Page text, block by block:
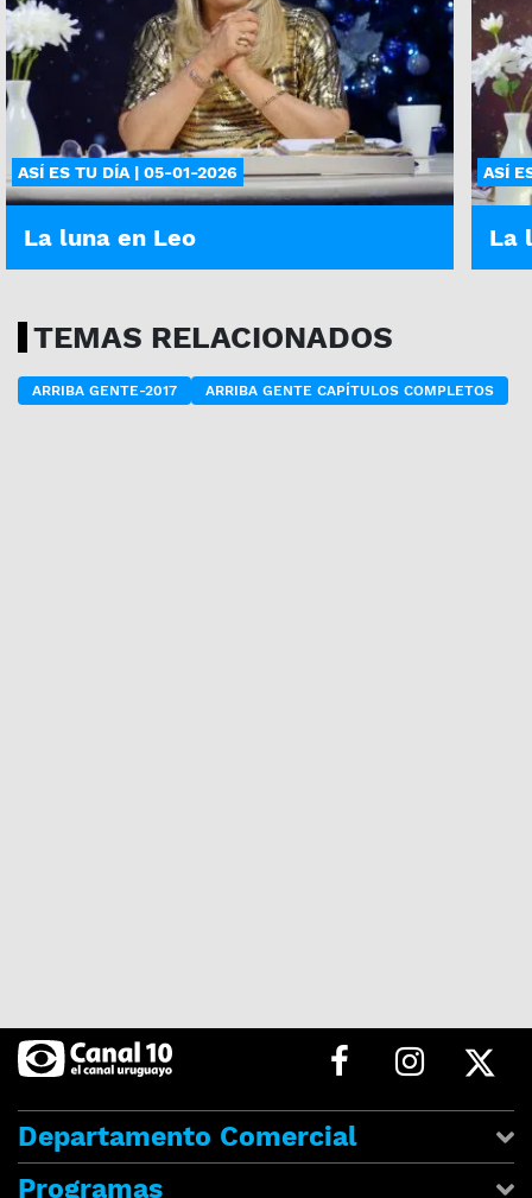
ASÍ ES TU DÍA | 05-01-2026
La luna en Leo
ASÍ
La
TEMAS RELACIONADOS
ARRIBA GENTE-2017 ARRIBA GENTE CAPÍTULOS COMPLETOS
Departamento Comercial
Programas